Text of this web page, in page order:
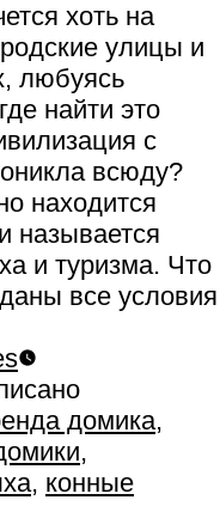
хоть на
улицы и
любуясь
найти это
с
всюду?
находится
называется
и туризма. Что
все условия
домика,
,
, конные